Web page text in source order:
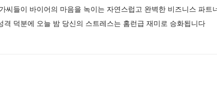
씨들이 바이어의 마음을 녹이는 자연스럽고 완벽한 비즈니스 파트
격 덕분에 오늘 밤 당신의 스트레스는 홈런급 재미로 승화됩니다